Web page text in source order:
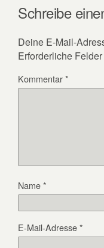
Schreibe
Deine E-Mail-
Erforderliche
Kommentar*
Name*
E-Mail-Adresse*